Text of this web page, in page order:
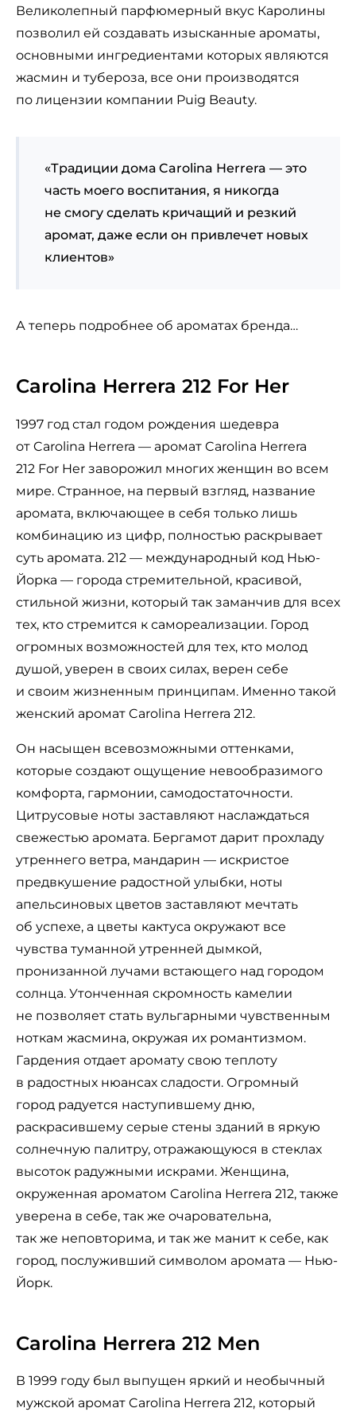
Великолепный парфюмерный вкус Каролины
позволил ей создавать изысканные ароматы,
основными ингредиентами которых являются
жасмин и тубероза, все они производятся
по лицензии компании Puig Beauty.
«Традиции дома Carolina Herrera — это
часть моего воспитания, я никогда
не смогу сделать кричащий и резкий
аромат, даже если он привлечет новых
клиентов»
А теперь подробнее об ароматах бренда…
Carolina Herrera 212 For Her
1997 год стал годом рождения шедевра
от Carolina Herrera — аромат Carolina Herrera
212 For Her заворожил многих женщин во всем
мире. Странное, на первый взгляд, название
аромата, включающее в себя только лишь
комбинацию из цифр, полностью раскрывает
суть аромата. 212 — международный код Нью-
Йорка — города стремительной, красивой,
стильной жизни, который так заманчив для всех
тех, кто стремится к самореализации. Город
огромных возможностей для тех, кто молод
душой, уверен в своих силах, верен себе
и своим жизненным принципам. Именно такой
женский аромат Carolina Herrera 212.
Он насыщен всевозможными оттенками,
которые создают ощущение невообразимого
комфорта, гармонии, самодостаточности.
Цитрусовые ноты заставляют наслаждаться
свежестью аромата. Бергамот дарит прохладу
утреннего ветра, мандарин — искристое
предвкушение радостной улыбки, ноты
апельсиновых цветов заставляют мечтать
об успехе, а цветы кактуса окружают все
чувства туманной утренней дымкой,
пронизанной лучами встающего над городом
солнца. Утонченная скромность камелии
не позволяет стать вульгарными чувственным
ноткам жасмина, окружая их романтизмом.
Гардения отдает аромату свою теплоту
в радостных нюансах сладости. Огромный
город радуется наступившему дню,
раскрасившему серые стены зданий в яркую
солнечную палитру, отражающуюся в стеклах
высоток радужными искрами. Женщина,
окруженная ароматом Carolina Herrera 212, также
уверена в себе, так же очаровательна,
так же неповторима, и так же манит к себе, как
город, послуживший символом аромата — Нью-
Йорк.
Carolina Herrera 212 Men
В 1999 году был выпущен яркий и необычный
мужской аромат Carolina Herrera 212, который